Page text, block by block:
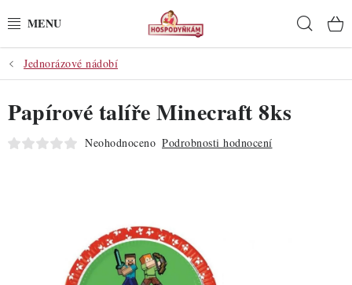
na
POTŘEBY
POMŮCKY
SUROVINY
DO KUCHYNĚ
Jednorázové nádobí
Papírové talíře Minecraft 8ks
Neohodnoceno Podrobnosti hodnocení